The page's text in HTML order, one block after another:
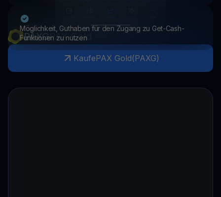
Möglichkeit, Guthaben für den Zugang zu Get-Cash-
Funktionen zu nutzen
PAXGPAX Gold
KaufePAX Gold(PAXG)